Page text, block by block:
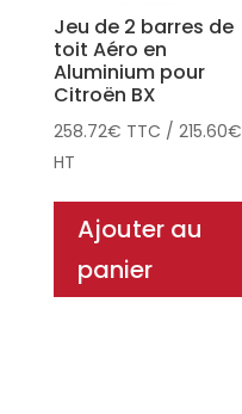
Jeu de 2 barres de
toit Aéro en
Aluminium pour
Citroën BX
258.72€ TTC / 215.60€
HT
Ajouter au
panier